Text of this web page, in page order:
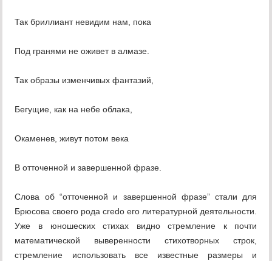
Так бриллиант невидим нам, пока
Под гранями не оживет в алмазе.
Так образы изменчивых фантазий,
Бегущие, как на небе облака,
Окаменев, живут потом века
В отточенной и завершенной фразе.
Слова об “отточенной и завершенной фразе” стали для
Брюсова своего рода credo его литературной деятельности.
Уже в юношеских стихах видно стремление к почти
математической выверенности стихотворных строк,
стремление использовать все известные размеры и